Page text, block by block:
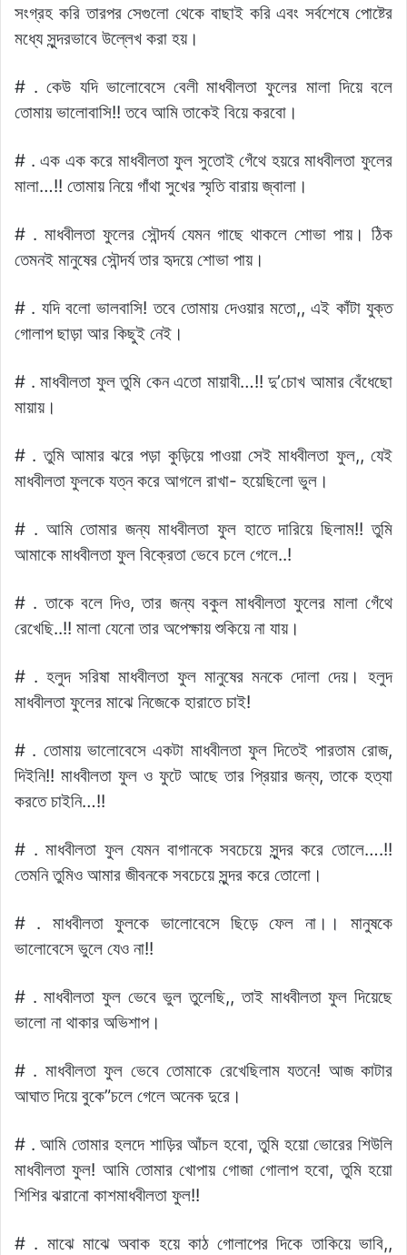
সংগ্রহ করি তারপর সেগুলো থেকে বাছাই করি এবং সর্বশেষে পোষ্টের
মধ্যে সুন্দরভাবে উল্লেখ করা হয়।
# . কেউ যদি ভালোবেসে বেলী মাধবীলতা ফুলের মালা দিয়ে বলে
তোমায় ভালোবাসি!! তবে আমি তাকেই বিয়ে করবো।
# . এক এক করে মাধবীলতা ফুল সুতোই গেঁথে হয়রে মাধবীলতা ফুলের
মালা…!! তোমায় নিয়ে গাঁথা সুখের স্মৃতি বারায় জ্বালা।
# . মাধবীলতা ফুলের সৌন্দর্য যেমন গাছে থাকলে শোভা পায়। ঠিক
তেমনই মানুষের সৌন্দর্য তার হৃদয়ে শোভা পায়।
# . যদি বলো ভালবাসি! তবে তোমায় দেওয়ার মতো,, এই কাঁটা যুক্ত
গোলাপ ছাড়া আর কিছুই নেই।
# . মাধবীলতা ফুল তুমি কেন এতো মায়াবী…!! দু’চোখ আমার বেঁধেছো
মায়ায়।
# . তুমি আমার ঝরে পড়া কুড়িয়ে পাওয়া সেই মাধবীলতা ফুল,, যেই
মাধবীলতা ফুলকে যত্ন করে আগলে রাখা- হয়েছিলো ভুল।
# . আমি তোমার জন্য মাধবীলতা ফুল হাতে দারিয়ে ছিলাম!! তুমি
আমাকে মাধবীলতা ফুল বিক্রেতা ভেবে চলে গেলে..!
# . তাকে বলে দিও, তার জন্য বকুল মাধবীলতা ফুলের মালা গেঁথে
রেখেছি..!! মালা যেনো তার অপেক্ষায় শুকিয়ে না যায়।
# . হলুদ সরিষা মাধবীলতা ফুল মানুষের মনকে দোলা দেয়। হলুদ
মাধবীলতা ফুলের মাঝে নিজেকে হারাতে চাই!
# . তোমায় ভালোবেসে একটা মাধবীলতা ফুল দিতেই পারতাম রোজ,
দিইনি!! মাধবীলতা ফুল ও ফুটে আছে তার প্রিয়ার জন্য, তাকে হত্যা
করতে চাইনি…!!
# . মাধবীলতা ফুল যেমন বাগানকে সবচেয়ে সুন্দর করে তোলে….!!
তেমনি তুমিও আমার জীবনকে সবচেয়ে সুন্দর করে তোলো।
# . মাধবীলতা ফুলকে ভালোবেসে ছিড়ে ফেল না।। মানুষকে
ভালোবেসে ভুলে যেও না!!
# . মাধবীলতা ফুল ভেবে ভুল তুলেছি,, তাই মাধবীলতা ফুল দিয়েছে
ভালো না থাকার অভিশাপ।
# . মাধবীলতা ফুল ভেবে তোমাকে রেখেছিলাম যতনে! আজ কাটার
আঘাত দিয়ে বুকে”চলে গেলে অনেক দুরে।
# . আমি তোমার হলদে শাড়ির আঁচল হবো, তুমি হয়ো ভোরের শিউলি
মাধবীলতা ফুল! আমি তোমার খোপায় গোজা গোলাপ হবো, তুমি হয়ো
শিশির ঝরানো কাশমাধবীলতা ফুল!!
# . মাঝে মাঝে অবাক হয়ে কাঠ গোলাপের দিকে তাকিয়ে ভাবি,,